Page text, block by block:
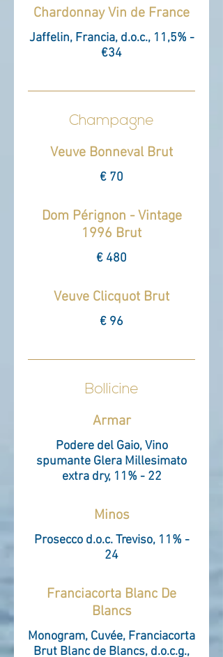
Chardonnay Vin de France
Jaffelin, Francia, d.o.c., 11,5% -
€34
Champagne
Veuve Bonneval Brut
€ 70
Dom Pérignon - Vintage
1996 Brut
€ 480
Veuve Clicquot Brut
€ 96
Bollicine
Armar
Podere del Gaio, Vino
spumante Glera Millesimato
extra dry, 11% - 22
Minos
Prosecco d.o.c. Treviso, 11% -
24
Franciacorta Blanc De
Blancs
Monogram, Cuvée, Franciacorta
Brut Blanc de Blancs, d.o.c.g.,